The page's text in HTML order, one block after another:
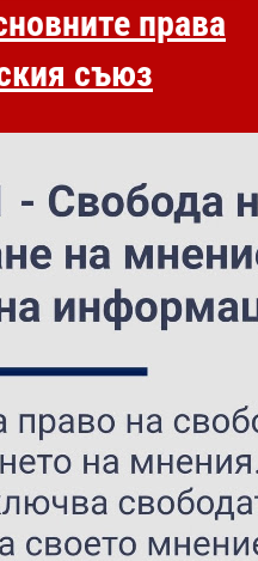
права
съюз